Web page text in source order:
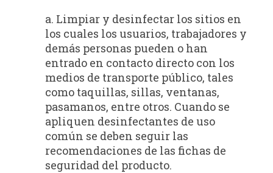
a. Limpiar y desinfectar los sitios en
los cuales los usuarios, trabajadores y
demás personas pueden o han
entrado en contacto directo con los
medios de transporte público, tales
como taquillas, sillas, ventanas,
pasamanos, entre otros. Cuando se
apliquen desinfectantes de uso
común se deben seguir las
recomendaciones de las fichas de
seguridad del producto.